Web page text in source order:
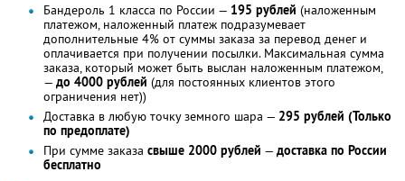
Бандероль 1 класса по России — 195 рублей (наложенным
платежом, наложенный платеж подразумевает
дополнительные 4% от суммы заказа за перевод денег и
оплачивается при получении посылки. Максимальная сумма
заказа, который может быть выслан наложенным платежом,
— до 4000 рублей (для постоянных клиентов этого
ограничения нет))
Доставка в любую точку земного шара — 295 рублей (Только
по предоплате)
При сумме заказа свыше 2000 рублей — доставка по России
бесплатно